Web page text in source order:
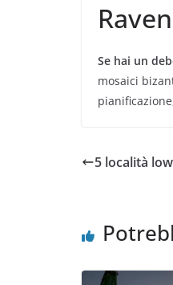
Se hai un
mosaici
5 località